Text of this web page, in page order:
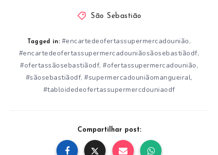
São Sebastião
Tagged in: #encartedeofertassupermercadounião,
#encartedeofertassupermercadouniãosãosebastiãodf,
#ofertassãosebastiãodf, #ofertassupermercadounião,
#sãosebastiãodf, #supermercadouniãomangueiral,
#tabloidedeofertassupermercdouniaodf
Compartilhar post: